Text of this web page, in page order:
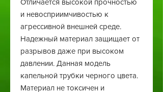
Отличается высокой прочностью
и невосприимчивостью к
агрессивной внешней среде.
Надежный материал защищает от
разрывов даже при высоком
давлении. Данная модель
капельной трубки черного цвета.
Материал не токсичен и